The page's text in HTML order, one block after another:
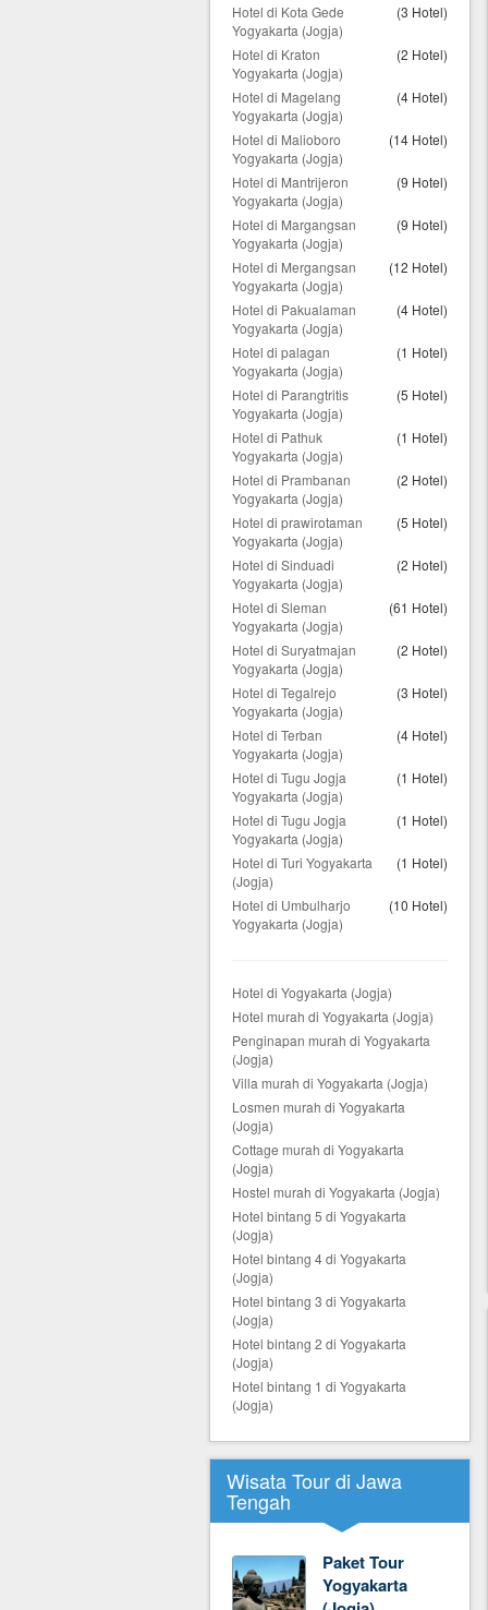
Hotel di Kota Gede
Yogyakarta (Jogja)
(3 Hotel)
Hotel di Kraton
Yogyakarta (Jogja)
(2 Hotel)
Hotel di Magelang
Yogyakarta (Jogja)
(4 Hotel)
Hotel di Malioboro
Yogyakarta (Jogja)
(14 Hotel)
Hotel di Mantrijeron
Yogyakarta (Jogja)
(9 Hotel)
Hotel di Margangsan
Yogyakarta (Jogja)
(9 Hotel)
Hotel di Mergangsan
Yogyakarta (Jogja)
(12 Hotel)
Hotel di Pakualaman
Yogyakarta (Jogja)
(4 Hotel)
Hotel di palagan
Yogyakarta (Jogja)
(1 Hotel)
Hotel di Parangtritis
Yogyakarta (Jogja)
(5 Hotel)
Hotel di Pathuk
Yogyakarta (Jogja)
(1 Hotel)
Hotel di Prambanan
Yogyakarta (Jogja)
(2 Hotel)
Hotel di prawirotaman
Yogyakarta (Jogja)
(5 Hotel)
Hotel di Sinduadi
Yogyakarta (Jogja)
(2 Hotel)
Hotel di Sleman
Yogyakarta (Jogja)
(61 Hotel)
Hotel di Suryatmajan
Yogyakarta (Jogja)
(2 Hotel)
Hotel di Tegalrejo
Yogyakarta (Jogja)
(3 Hotel)
Hotel di Terban
Yogyakarta (Jogja)
(4 Hotel)
Hotel di Tugu Jogja
Yogyakarta (Jogja)
(1 Hotel)
Hotel di Tugu Jogja
Yogyakarta (Jogja)
(1 Hotel)
Hotel di Turi Yogyakarta
(Jogja)
(1 Hotel)
Hotel di Umbulharjo
Yogyakarta (Jogja)
(10 Hotel)
Hotel di Yogyakarta (Jogja)
Hotel murah di Yogyakarta (Jogja)
Penginapan murah di Yogyakarta
(Jogja)
Villa murah di Yogyakarta (Jogja)
Losmen murah di Yogyakarta
(Jogja)
Cottage murah di Yogyakarta
(Jogja)
Hostel murah di Yogyakarta (Jogja)
Hotel bintang 5 di Yogyakarta
(Jogja)
Hotel bintang 4 di Yogyakarta
(Jogja)
Hotel bintang 3 di Yogyakarta
(Jogja)
Hotel bintang 2 di Yogyakarta
(Jogja)
Hotel bintang 1 di Yogyakarta
(Jogja)
Wisata Tour di Jawa
Tengah
Paket Tour
Yogyakarta